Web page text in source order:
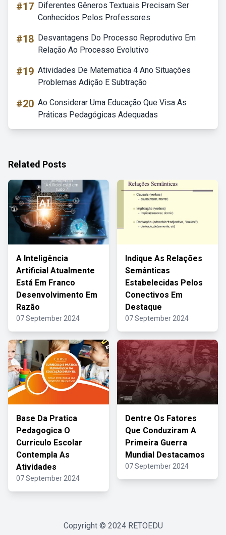
#17 Diferentes Gêneros Textuais Precisam Ser
Conhecidos Pelos Professores
#18 Desvantagens Do Processo Reprodutivo Em
Relação Ao Processo Evolutivo
#19 Atividades De Matematica 4 Ano Situações
Problemas Adição E Subtração
#20 Ao Considerar Uma Educação Que Visa As
Práticas Pedagógicas Adequadas
Related Posts
A Inteligência
Artificial Atualmente
Está Em Franco
Desenvolvimento Em
Razão
07 September 2024
Indique As Relações
Semânticas
Estabelecidas Pelos
Conectivos Em
Destaque
07 September 2024
Base Da Pratica
Pedagogica O
Curriculo Escolar
Contempla As
Atividades
07 September 2024
Dentre Os Fatores
Que Conduziram A
Primeira Guerra
Mundial Destacamos
07 September 2024
Copyright © 2024 RETOEDU